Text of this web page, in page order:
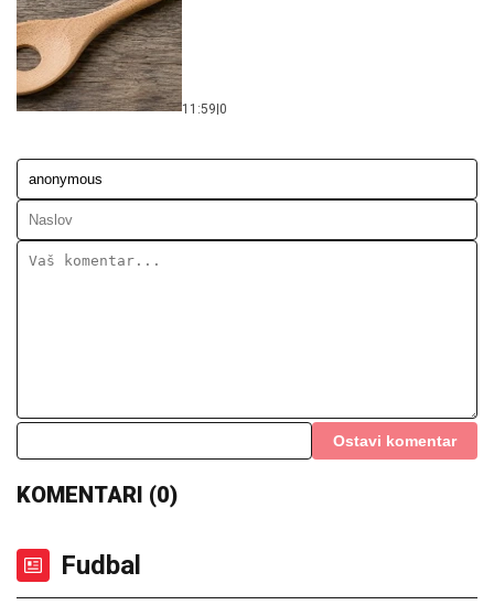
11:59 0
Ostavi komentar
KOMENTARI (0)
Fudbal